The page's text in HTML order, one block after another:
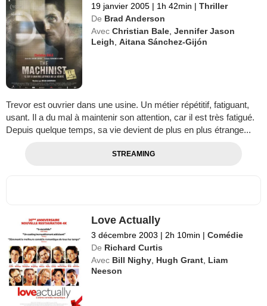
19 janvier 2005 | 1h 42min | Thriller
De Brad Anderson
Avec Christian Bale ,Jennifer Jason
Leigh ,Aitana Sánchez-Gijón
Trevor est ouvrier dans une usine. Un métier répétitif, fatiguant,
usant. Il a du mal à maintenir son attention, car il est très fatigué.
Depuis quelque temps, sa vie devient de plus en plus étrange...
STREAMING
Love Actually
3 décembre 2003 | 2h 10min | Comédie
De Richard Curtis
Avec Bill Nighy Hugh Grant Liam
Neeson